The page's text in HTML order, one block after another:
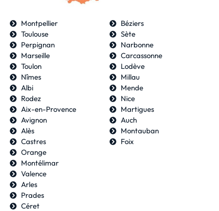
Montpellier
Toulouse
Perpignan
Marseille
Toulon
Nîmes
Béziers
Sète
Narbonne
Carcassonne
Lodève
Millau
Albi
Rodez
Aix-en-Provence
Avignon
Alès
Castres
Mende
Nice
Martigues
Auch
Montauban
Foix
Orange
Montélimar
Valence
Arles
Prades
Céret